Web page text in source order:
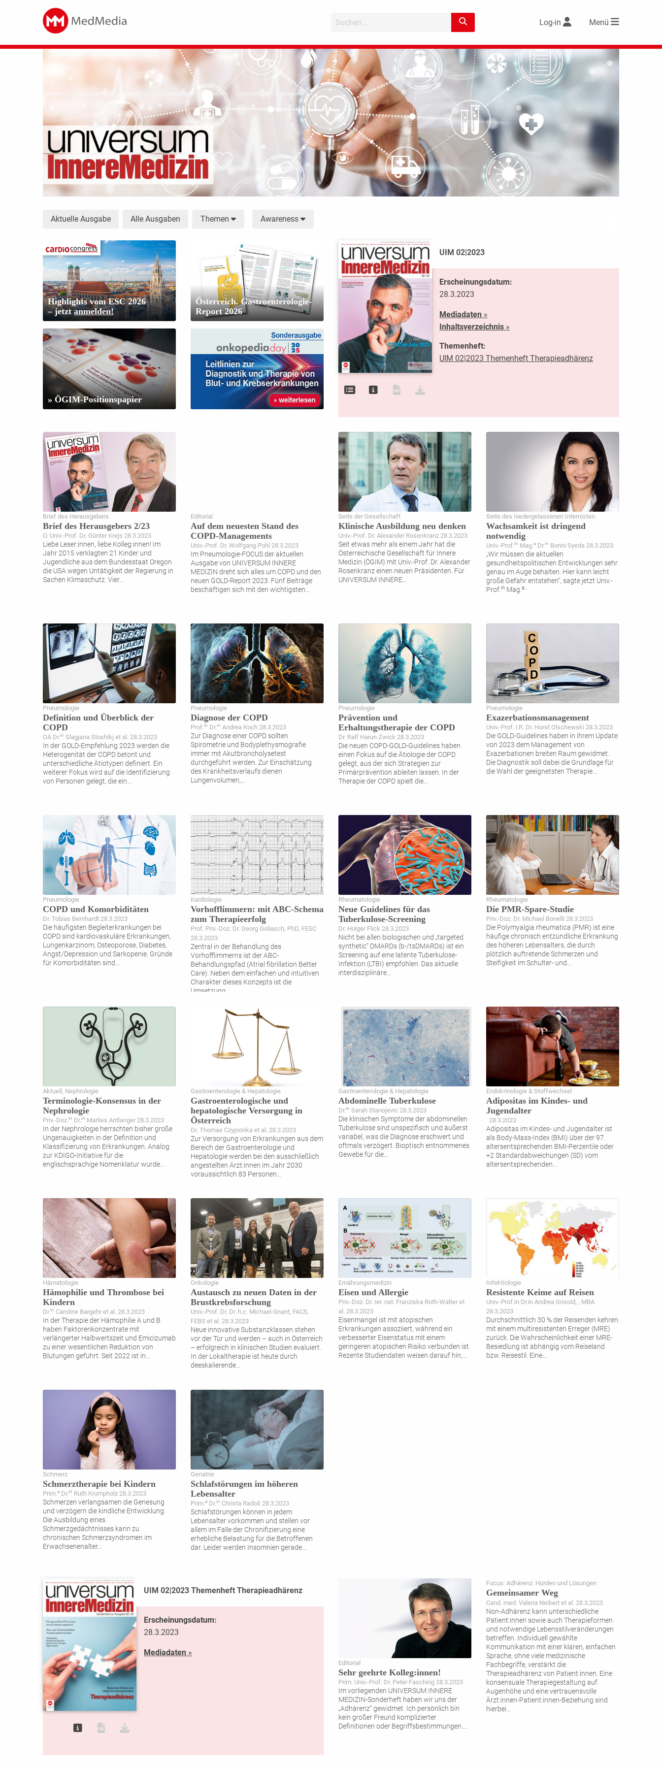
Log-in Menü
Aktuelle Ausgabe Alle Ausgaben Themen Awareness
Highlights vom ESC 2026
– jetztanmelden!
Österreich. Gastroenterologie-
Report 2026
» ÖGIM-Positionspapier
UIM 02|2023
Erscheinungsdatum:
28.3.2023
Mediadaten»
Inhaltsverzeichnis»
Themenheft:
UIM 02|2023 Themenheft Therapieadhärenz
Brief des Herausgebers
Brief des Herausgebers 2/23
O. Univ.-Prof. Dr. Günter Krejs 28.3.2023
Liebe Leser:innen, liebe Kolleg:innen! Im
Jahr 2015 verklagten 21 Kinder und
Jugendliche aus dem Bundesstaat Oregon
die USA wegen Untätigkeit der Regierung in
Sachen Klimaschutz. Vier...
Editorial
Auf dem neuesten Stand des
COPD-Managements
Univ.-Prof. Dr. Wolfgang Pohl 28.3.2023
Im Pneumologie-FOCUS der aktuellen
Ausgabe von UNIVERSUM INNERE
MEDIZIN dreht sich alles um COPD und den
neuen GOLD-Report 2023. Fünf Beiträge
beschäftigen sich mit den wichtigsten...
Seite der Gesellschaft
Klinische Ausbildung neu denken
Univ.-Prof. Dr. Alexander Rosenkranz 28.3.2023
Seit etwas mehr als einem Jahr hat die
Österreichische Gesellschaft für Innere
Medizin (ÖGIM) mit Univ.-Prof. Dr. Alexander
Rosenkranz einen neuen Präsidenten. Für
UNIVERSUM INNERE...
Seite des niedergelassenen Internisten
Wachsamkeit ist dringend
notwendig
Univ.-Prof.in Mag.a Dr.in Bonni Syeda 28.3.2023
„Wir müssen die aktuellen
gesundheitspolitischen Entwicklungen sehr
genau im Auge behalten. Hier kann leicht
große Gefahr entstehen“, sagte jetzt Univ.-
Prof.in Mag.a...
Pneumologie
Definition und Überblick der
COPD
OÄ Dr.in Slagjana Stoshikj et al. 28.3.2023
In der GOLD-Empfehlung 2023 werden die
Heterogenität der COPD betont und
unterschiedliche Ätiotypen definiert. Ein
weiterer Fokus wird auf die Identifizierung
von Personen gelegt, die ein...
Pneumologie
Diagnose der COPD
Prof.in Dr.in Andrea Koch 28.3.2023
Zur Diagnose einer COPD sollten
Spirometrie und Bodyplethysmografie
immer mit Akutbroncholysetest
durchgeführt werden. Zur Einschätzung
des Krankheitsverlaufs dienen
Lungenvolumen,...
Pneumologie
Prävention und
Erhaltungstherapie der COPD
Dr. Ralf Harun Zwick 28.3.2023
Die neuen COPD-GOLD-Guidelines haben
einen Fokus auf die Ätiologie der COPD
gelegt, aus der sich Strategien zur
Primärprävention ableiten lassen. In der
Therapie der COPD spielt die...
Pneumologie
Exazerbationsmanagement
Univ.-Prof. i.R. Dr. Horst Olschewski 28.3.2023
Die GOLD-Guidelines haben in ihrem Update
von 2023 dem Management von
Exazerbationen breiten Raum gewidmet.
Die Diagnostik soll dabei die Grundlage für
die Wahl der geeignetsten Therapie...
Pneumologie
COPD und Komorbiditäten
Dr. Tobias Bernhardt 28.3.2023
Die häufigsten Begleiterkrankungen bei
COPD sind kardiovaskuläre Erkrankungen,
Lungenkarzinom, Osteoporose, Diabetes,
Angst/Depression und Sarkopenie. Gründe
für Komorbiditäten sind...
Kardiologie
Vorhofflimmern: mit ABC-Schema
zum Therapieerfolg
Prof. Priv.-Doz. Dr. Georg Goliasch, PhD, FESC
28.3.2023
Zentral in der Behandlung des
Vorhofflimmerns ist der ABC-
Behandlungspfad (Atrial fibrillation Better
Care). Neben dem einfachen und intuitiven
Charakter dieses Konzepts ist die
Umsetzung
Rheumatologie
Neue Guidelines für das
Tuberkulose-Screening
Dr. Holger Flick 28.3.2023
Nicht bei allen biologischen und „targeted
synthetic“ DMARDs (b-/tsDMARDs) ist ein
Screening auf eine latente Tuberkulose-
Infektion (LTBI) empfohlen. Das aktuelle
interdisziplinäre...
Rheumatologie
Die PMR-Spare-Studie
Priv.-Doz. Dr. Michael Bonelli 28.3.2023
Die Polymyalgia rheumatica (PMR) ist eine
häufige chronisch entzündliche Erkrankung
des höheren Lebensalters, die durch
plötzlich auftretende Schmerzen und
Steifigkeit im Schulter- und...
Aktuell, Nephrologie
Terminologie-Konsensus in der
Nephrologie
Priv.-Doz.in Dr.in Marlies Antlanger 28.3.2023
In der Nephrologie herrschten bisher große
Ungenauigkeiten in der Definition und
Klassifizierung von Erkrankungen. Analog
zur KDIGO-Initiative für die
englischsprachige Nomenklatur wurde...
Gastroenterologie & Hepatologie
Gastroenterologische und
hepatologische Versorgung in
Österreich
Dr. Thomas Czypionka et al. 28.3.2023
Zur Versorgung von Erkrankungen aus dem
Bereich der Gastroenterologie und
Hepatologie werden bei den ausschließlich
angestellten Ärzt:innen im Jahr 2030
voraussichtlich 83 Personen...
Gastroenterologie & Hepatologie
Abdominelle Tuberkulose
Dr.in Sarah Stanojevic 28.3.2023
Die klinischen Symptome der abdominellen
Tuberkulose sind unspezifisch und äußerst
variabel, was die Diagnose erschwert und
oftmals verzögert. Bioptisch entnommenes
Gewebe für die...
Endokrinologie & Stoffwechsel
Adipositas im Kindes- und
Jugendalter
28.3.2023
Adipositas im Kindes- und Jugendalter ist
als Body-Mass-Index (BMI) über der 97.
altersentsprechenden BMI-Perzentile oder
+2 Standardabweichungen (SD) vom
altersentsprechenden...
Hämatologie
Hämophilie und Thrombose bei
Kindern
Dr.in Caroline Bargehr et al. 28.3.2023
In der Therapie der Hämophilie A und B
haben Faktorenkonzentrate mit
verlängerter Halbwertszeit und Emicizumab
zu einer wesentlichen Reduktion von
Blutungen geführt. Seit 2022 ist in...
Onkologie
Austausch zu neuen Daten in der
Brustkrebsforschung
Univ.-Prof. Dr. Dr. h.c. Michael Gnant, FACS,
FEBS et al. 28.3.2023
Neue innovative Substanzklassen stehen
vor der Tür und werden – auch in Österreich
– erfolgreich in klinischen Studien evaluiert.
In der Lokaltherapie ist heute durch
deeskalierende...
Ernährungsmedizin
Eisen und Allergie
Priv.-Doz. Dr. rer. nat. Franziska Roth-Walter et
al. 28.3.2023
Eisenmangel ist mit atopischen
Erkrankungen assoziiert, während ein
verbesserter Eisenstatus mit einem
geringeren atopischen Risiko verbunden ist.
Rezente Studiendaten weisen darauf hin,...
Infektiologie
Resistente Keime auf Reisen
Univ.-Prof.in Dr.in Andrea Grisold, , MBA
28.3.2023
Durchschnittlich 30 % der Reisenden kehren
mit einem multiresistenten Erreger (MRE)
zurück. Die Wahrscheinlichkeit einer MRE-
Besiedlung ist abhängig vom Reiseland
bzw. Reisestil. Eine...
Schmerz
Schmerztherapie bei Kindern
Prim.a Dr.in Ruth Krumpholz 28.3.2023
Schmerzen verlangsamen die Genesung
und verzögern die kindliche Entwicklung.
Die Ausbildung eines
Schmerzgedächtnisses kann zu
chronischen Schmerzsyndromen im
Erwachsenenalter...
Geriatrie
Schlafstörungen im höheren
Lebensalter
Prim.a Dr.in Christa Radoš 28.3.2023
Schlafstörungen können in jedem
Lebensalter vorkommen und stellen vor
allem im Falle der Chronifizierung eine
erhebliche Belastung für die Betroffenen
dar. Leider werden Insomnien gerade...
UIM 02|2023 Themenheft Therapieadhärenz
Erscheinungsdatum:
28.3.2023
Mediadaten»
Editorial
Sehr geehrte Kolleg:innen!
Prim. Univ.-Prof. Dr. Peter Fasching 28.3.2023
Im vorliegenden UNIVERSUM INNERE
MEDIZIN-Sonderheft haben wir uns der
„Adhärenz“ gewidmet. Ich persönlich bin
kein großer Freund komplizierter
Definitionen oder Begriffsbestimmungen....
Focus: Adhärenz: Hürden und Lösungen
Gemeinsamer Weg
Cand. med. Valeria Neibert et al. 28.3.2023
Non-Adhärenz kann unterschiedliche
Patient:innen sowie auch Therapieformen
und notwendige Lebensstilveränderungen
betreffen. Individuell gewählte
Kommunikation mit einer klaren, einfachen
Sprache, ohne viele medizinische
Fachbegriffe, verstärkt die
Therapieadhärenz von Patient:innen. Eine
konsensuale Therapiegestaltung auf
Augenhöhe und eine vertrauensvolle
Ärzt:innen-Patient:innen-Beziehung sind
hierbei...